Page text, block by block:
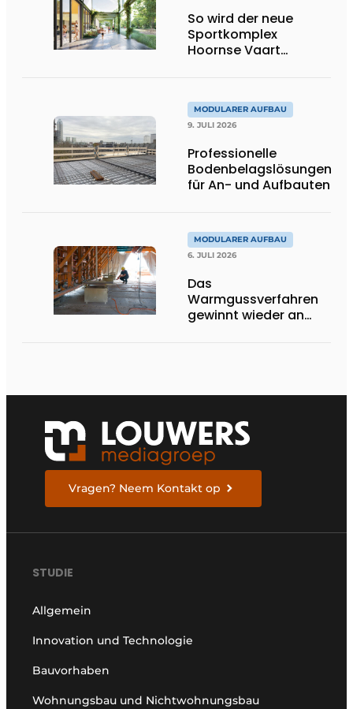
So wird der neue
Sportkomplex
Hoornse Vaart
MODULARER AUFBAU
9. JULI 2026
Professionelle
Bodenbelagslösungen
für An- und Aufbauten
MODULARER AUFBAU
6. JULI 2026
Das
Warmgussverfahren
gewinnt wieder an
Vragen? Neem Kontakt op
STUDIE
Allgemein
Innovation und Technologie
Bauvorhaben
Wohnungsbau und Nichtwohnungsbau